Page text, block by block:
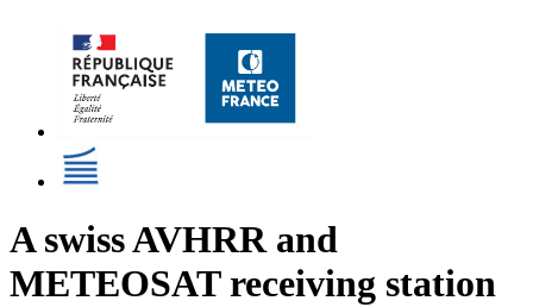
A swiss AVHRR and
METEOSAT receiving station